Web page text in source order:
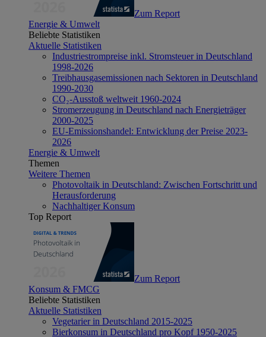
Zum Report
Energie & Umwelt
Beliebte Statistiken
Aktuelle Statistiken
Industriestrompreise inkl. Stromsteuer in Deutschland
1998-2026
Treibhausgasemissionen nach Sektoren in Deutschland
1990-2030
CO₂-Ausstoß weltweit 1960-2024
Stromerzeugung in Deutschland nach Energieträger
2000-2025
EU-Emissionshandel: Entwicklung der Preise 2023-
2026
Energie & Umwelt
Themen
Weitere Themen
Photovoltaik in Deutschland: Zwischen Fortschritt und
Herausforderung
Nachhaltiger Konsum
Top Report
Zum Report
Konsum & FMCG
Beliebte Statistiken
Aktuelle Statistiken
Vegetarier in Deutschland 2015-2025
Bierkonsum in Deutschland pro Kopf 1950-2025